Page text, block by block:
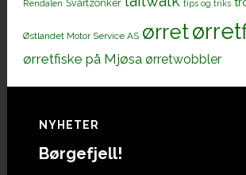
Rendalen Svartzonker tips og triks
Østlandet Motor Service AS ørret
ørretfiske på Mjøsa ørretwobbler
Footer
NYHETER
Børgefjell!